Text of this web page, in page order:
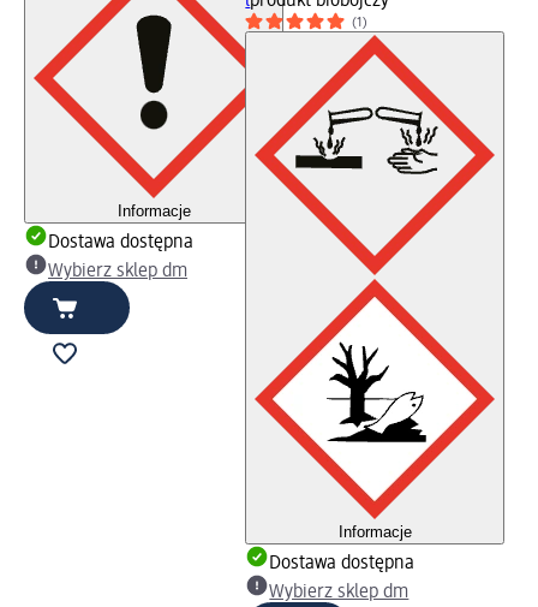
Informacje
Dostawa dostępna
Wybierz sklep dm
(1)
Informacje
Dostawa dostępna
Wybierz sklep dm